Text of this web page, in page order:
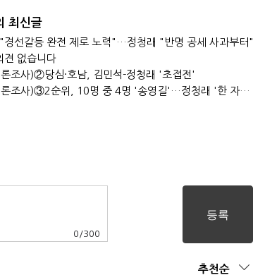
최신글
경선갈등 완전 제로 노력"…정청래 "반명 공세 사과부터"
견 없습니다
조사)②당심·호남, 김민석-정청래 '초접전'
(정기여론조사)③2순위, 10명 중 4명 '송영길'…정청래 '한 자릿수'
0 /300
추천순